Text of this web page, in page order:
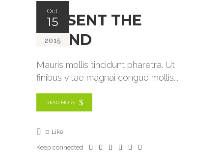
Oct
15
2015
PRESENT THE
BRAND
Mauris mollis tincidunt pharetra. Ut
finibus vitae magnai congue mollis
READ MORE
0 Like
Keep connected